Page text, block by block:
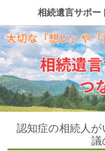
相続遺言サポー
認知症の相続人
議